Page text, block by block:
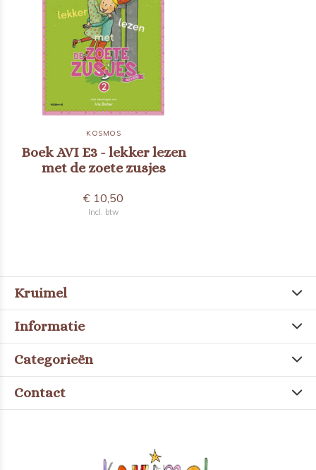
KOSMOS
Boek AVI E3 - lekker lezen
met de zoete zusjes
€ 10,50
Incl. btw
Kruimel
Informatie
Categorieën
Contact